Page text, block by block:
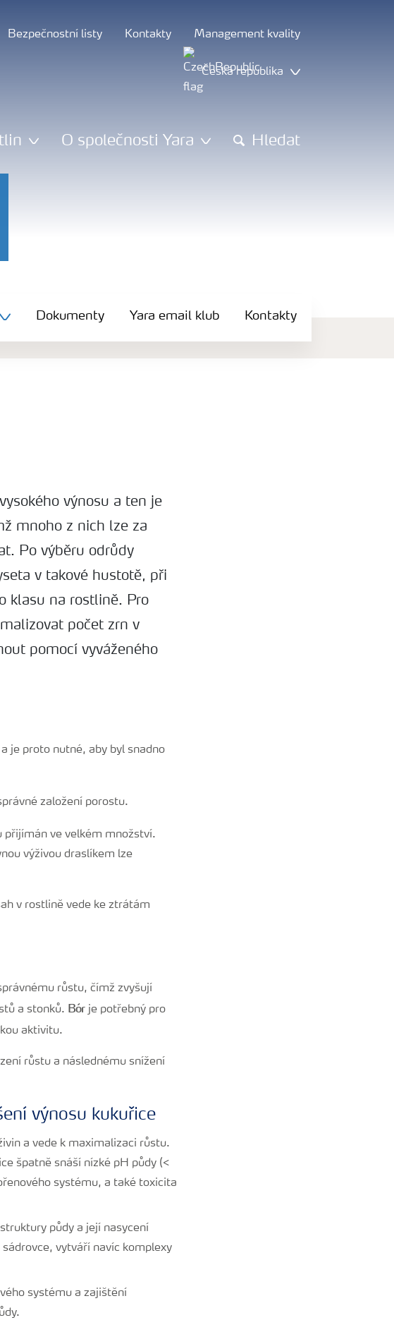
Bezpečnostní listy Kontakty Management kvality
Česká republika
O společnosti Yara Hledat
Dokumenty Yara email klub Kontakty
výnosu a ten je
mnoho z nich lze za
Po výběru odrůdy
v takové hustotě, při
klasu na rostlině. Pro
počet zrn v
pomocí vyváženého
je proto nutné, aby byl snadno
založení porostu.
přijímán ve velkém množství.
výživou draslíkem lze
v rostlině vede ke ztrátám
růstu, čímž zvyšují
a stonků. Bórje potřebný pro
aktivitu.
růstu a následnému snížení
výnosu kukuřice
a vede k maximalizaci růstu.
špatně snáší nízké pH půdy (<
systému, a také toxicita
půdy a její nasycení
vytváří navíc komplexy
systému a zajištění